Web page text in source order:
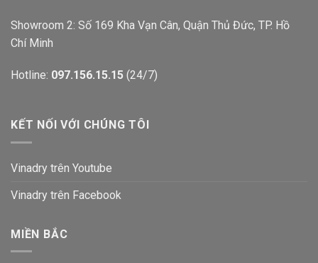
Showroom 2: Số 169 Kha Vạn Cân, Quận Thủ Đức, TP. Hồ
Chí Minh
Hotline: 097.156.15.15 (24/7)
KẾT NỐI VỚI CHÚNG TÔI
Vinadry trên Youtube
Vinadry trên Facebook
MIỀN BẮC